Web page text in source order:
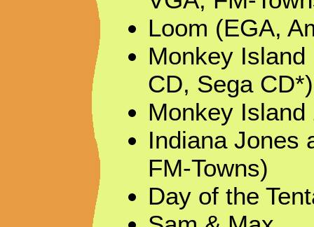
Loom (EGA,
Monkey
CD, Sega CD*)
Monkey
Indiana Jones
FM-Towns)
Day of the